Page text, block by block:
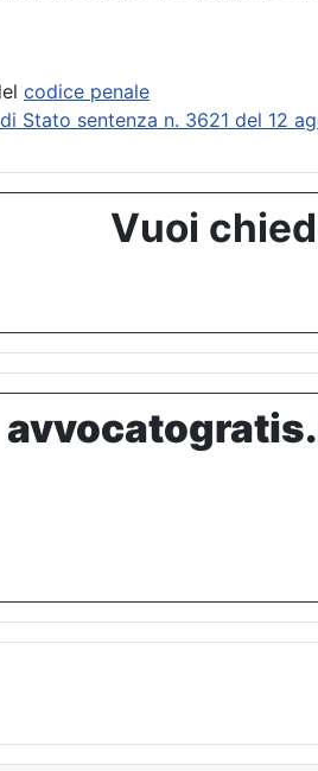
codice penale
Stato sentenza n. 3621 del 12
Vuoi